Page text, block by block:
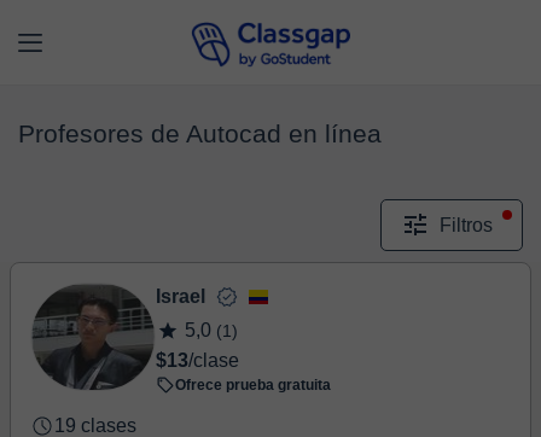
Profesores de Autocad en línea
Filtros
Israel
5,0 (1)
$13/clase
Ofrece prueba gratuita
19 clases